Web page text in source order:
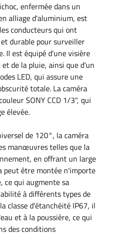
enfermée dans un
alliage d'aluminium, est
conducteurs qui ont
durable pour surveiller
Il est équipé d'une visière
de la pluie, ainsi que d'un
LED, qui assure une
totale. La caméra
SONY CCD 1/3", qui
élevée.
de 120°, la caméra
manœuvres telles que la
en offrant un large
peut être montée n'importe
ce qui augmente sa
à différents types de
classe d'étanchéité IP67, il
et à la poussière, ce qui
des conditions